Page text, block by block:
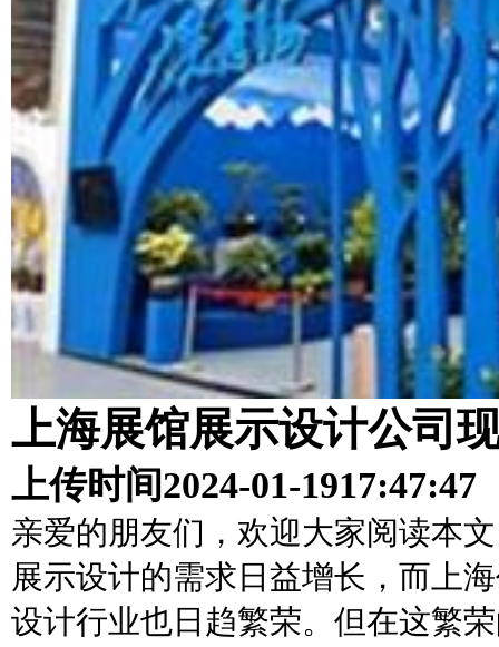
上海展馆展示设计公司
上传时间2024-01-1917:47:47
亲爱的朋友们，欢迎大家阅读本
展示设计的需求日益增长，而上
设计行业也日趋繁荣。但在这繁